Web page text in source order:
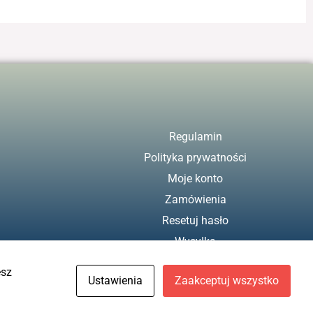
Regulamin
Polityka prywatności
Moje konto
Zamówienia
Resetuj hasło
Wysyłka
Zwroty
Projekt i wykonanieFreeline
Ustawienia Zaakceptuj wszystko